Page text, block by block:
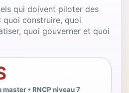
qui doivent piloter des
quoi construire, quoi
quoi gouverner et quoi
• RNCP niveau 7